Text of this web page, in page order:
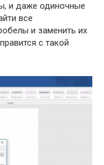
и даже одиночные
все
и заменить их
с такой